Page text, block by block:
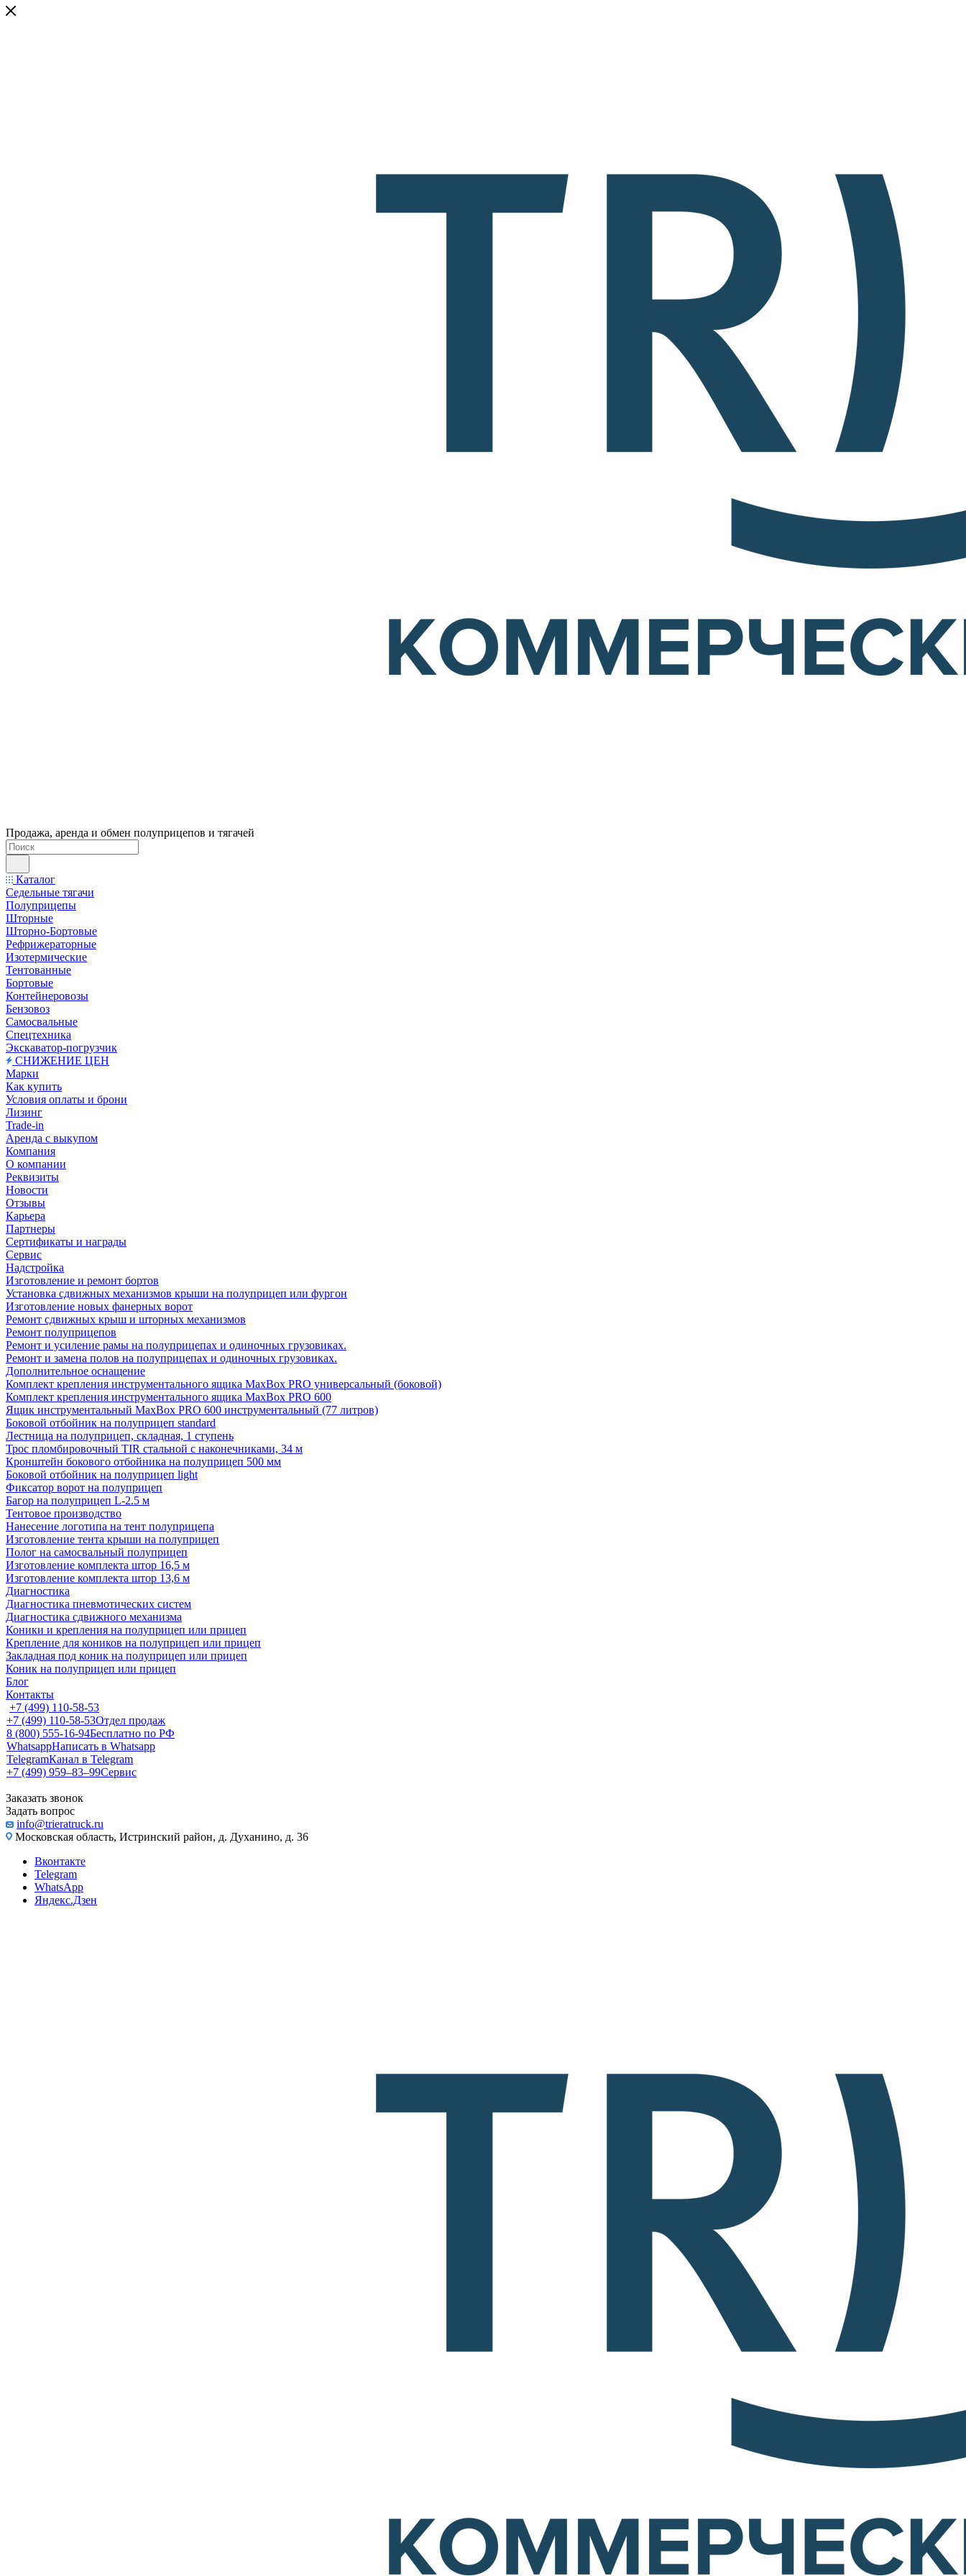
Продажа, аренда и обмен полуприцепов и тягачей
Каталог
Седельные тягачи
Полуприцепы
Шторные
Шторно-Бортовые
Рефрижераторные
Изотермические
Тентованные
Бортовые
Контейнеровозы
Бензовоз
Самосвальные
Спецтехника
Экскаватор-погрузчик
СНИЖЕНИЕ ЦЕН
Марки
Как купить
Условия оплаты и брони
Лизинг
Trade-in
Аренда с выкупом
Компания
О компании
Реквизиты
Новости
Отзывы
Карьера
Партнеры
Сертификаты и награды
Сервис
Надстройка
Изготовление и ремонт бортов
Установка сдвижных механизмов крыши на полуприцеп или фургон
Изготовление новых фанерных ворот
Ремонт сдвижных крыш и шторных механизмов
Ремонт полуприцепов
Ремонт и усиление рамы на полуприцепах и одиночных грузовиках.
Ремонт и замена полов на полуприцепах и одиночных грузовиках.
Дополнительное оснащение
Комплект крепления инструментального ящика MaxBox PRO универсальный (боковой)
Комплект крепления инструментального ящика MaxBox PRO 600
Ящик инструментальный MaxBox PRO 600 инструментальный (77 литров)
Боковой отбойник на полуприцеп standard
Лестница на полуприцеп, складная, 1 ступень
Трос пломбировочный TIR стальной с наконечниками, 34 м
Кронштейн бокового отбойника на полуприцеп 500 мм
Боковой отбойник на полуприцеп light
Фиксатор ворот на полуприцеп
Багор на полуприцеп L-2.5 м
Тентовое производство
Нанесение логотипа на тент полуприцепа
Изготовление тента крыши на полуприцеп
Полог на самосвальный полуприцеп
Изготовление комплекта штор 16,5 м
Изготовление комплекта штор 13,6 м
Диагностика
Диагностика пневмотических систем
Диагностика сдвижного механизма
Коники и крепления на полуприцеп или прицеп
Крепление для коников на полуприцеп или прицеп
Закладная под коник на полуприцеп или прицеп
Коник на полуприцеп или прицеп
Блог
Контакты
+7 (499) 110-58-53
+7 (499) 110-58-53Отдел продаж
8 (800) 555-16-94Бесплатно по РФ
WhatsappНаписать в Whatsapp
TelegramКанал в Telegram
+7 (499) 959‒83‒99Сервис
Заказать звонок
Задать вопрос
info@trieratruck.ru
Московская область, Истринский район, д. Духанино, д. 36
Вконтакте
Telegram
WhatsApp
Яндекс.Дзен